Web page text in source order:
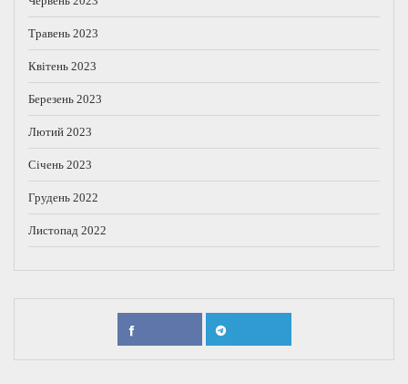
Травень 2023
Квітень 2023
Березень 2023
Лютий 2023
Січень 2023
Грудень 2022
Листопад 2022